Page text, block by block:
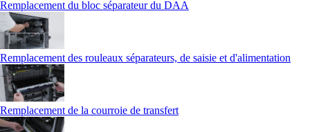
Remplacement du bloc séparateur du DAA
Remplacement des rouleaux séparateurs, de saisie et d'alimentation
Remplacement de la courroie de transfert